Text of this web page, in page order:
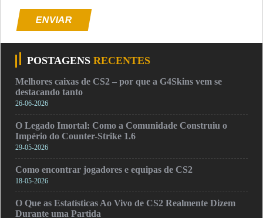
ENVIAR
POSTAGENS RECENTES
Melhores caixas de CS2 – por que a G4Skins vem se
destacando tanto
26-06-2026
O Legado Imortal: Como a Comunidade Construiu o
Império do Counter-Strike 1.6
29-05-2026
Como encontrar jogadores e equipas de CS2
18-05-2026
O Que as Estatísticas Ao Vivo de CS2 Realmente Dizem
Durante uma Partida